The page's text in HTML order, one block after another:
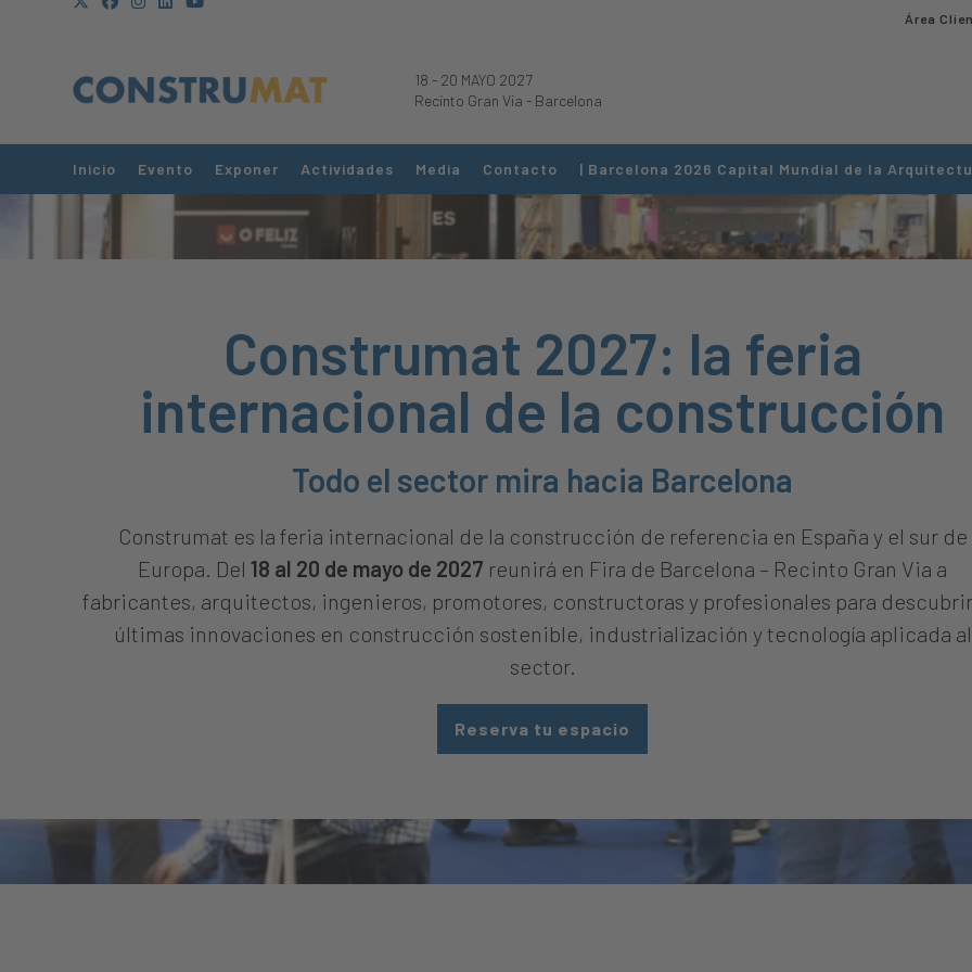
Área
18 - 20 MAYO 2027
Recinto Gran Via - Barcelona
Inicio Evento Exponer Actividades Media Contacto | Barcelona 2026 Capital Mundial de la
Construmat 2027: la feria
internacional de la construcción
Todo el sector mira hacia Barcelona
Construmat es la feria internacional de la construcción de referencia en España y el sur de
Europa. Del 18 al 20 de mayo de 2027 reunirá en Fira de Barcelona – Recinto Gran Via a
fabricantes, arquitectos, ingenieros, promotores, constructoras y profesionales para
últimas innovaciones en construcción sostenible, industrialización y tecnología aplicada al
sector.
Reserva tu espacio